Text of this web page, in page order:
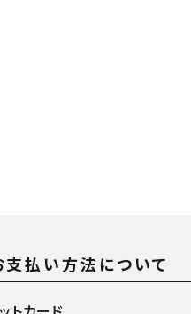
支払い方法について